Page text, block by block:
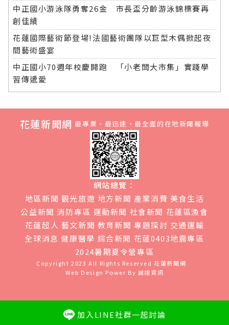
中正國小游泳隊勇奪26金 市長盃分齡游泳錦標賽再
創佳績
花蓮國際藝術節登場!法國藝術團隊以巨型木偶掀起夜
間藝術盛宴
中正國小70週年校慶開跑 「小老闆大市集」實踐學
習傳遞愛
花蓮新聞網 最專業、最迅速、最全面的在地新聞報導
網站總覽：
地區新聞 觀光旅遊 地方新聞 產業消費 美食生活
公益新聞 消防專區 運動新聞 社會新聞 花蓮區漁會
花蓮超人 藝文新聞 教育新聞 專題探討 交通運輸
全球消息 健康醫學 綜合新聞 花蓮0403地震專區
2024暑期夏令營專區
Copyright 2023 All Rights Reserved花蓮新聞網
Web Design Power By 誠翊資訊
加入LINE社群一起討論